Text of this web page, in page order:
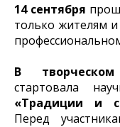
14 сентября
только жителям
В творческом
стартовала
«Традиции и
Перед